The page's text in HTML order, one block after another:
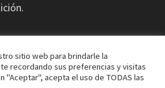
sitio web para brindarle la
recordando sus preferencias y visitas
"Aceptar", acepta el uso de TODAS las